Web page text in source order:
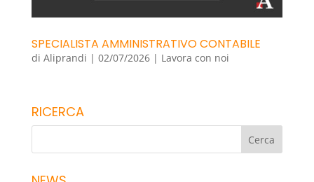
SPECIALISTA AMMINISTRATIVO CONTABILE
di Aliprandi | 02/07/2026| Lavora con noi
RICERCA